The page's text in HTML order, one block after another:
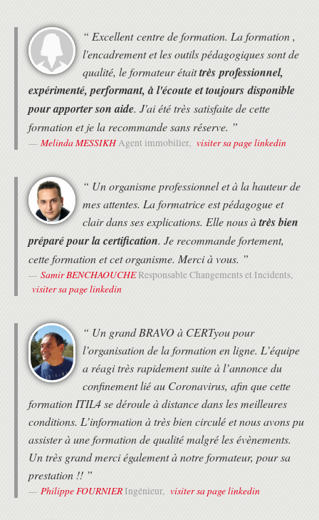
Gérer une limite de séquence. Enjeux,
objectifs et contexte du processus.
Clore le projet. Enjeux, objectifs et contexte
du processus.
Etude de cas
Elaborer le projet. Diriger le projet.
Initialiser les phases du projet.
Planification basée sur les produits.
incidents.
Gérer la qualité. Clôturer le projet.
Adaptation de PRINCE 2®.
La certification Prince2® Foundation
Examen blanc dans les conditions réelles de
la certification Foundation. Corrections des
réponses fausses, argumentation.
Trucs et Astuces pour bien passer et réussir
premier au dernier jour.
Présentation des typologies de questions
posées à l'examen.
Conseils sur l'organisation pendant l'examen.
Utilisation du manuel PRINCE 2®.
Procédures administratives.
Passage de l'examen PRINCE 2® Foundation.
Cet examen de certification Prince2®
Foundation consiste en un QCM de 75
questions.
La certification est obtenue si le candidat
“ Excellent centre de formation. La formation ,
l'encadrement et les outils pédagogiques sont de
qualité, le formateur étaittrès professionnel,
expérimenté, performant, à l'écoute et toujours disponible
pour apporter son aide. J'ai été très satisfaite de cette
formation et je la recommande sans réserve. ”
Melinda MESSIKHAgent immobilier, visiter sa page linkedin
“ Un organisme professionnel et à la hauteur de
mes attentes. La formatrice est pédagogue et
clair dans ses explications. Elle nous àtrès bien
préparé pour la certification. Je recommande fortement,
cette formation et cet organisme. Merci à vous. ”
Samir BENCHAOUCHE Responsable Changements et Incidents,
visiter sa page linkedin
“ Un grand BRAVO à CERTyou pour
l’organisation de la formation en ligne. L’équipe
a réagi très rapidement suite à l’annonce du
confinement lié au Coronavirus, afin que cette
formation ITIL4 se déroule à distance dans les meilleures
conditions. L’information à très bien circulé et nous avons pu
assister à une formation de qualité malgré les évènements.
Un très grand merci également à notre formateur, pour sa
prestation !! ”
Philippe FOURNIER Ingénieur, visiter sa page linkedin